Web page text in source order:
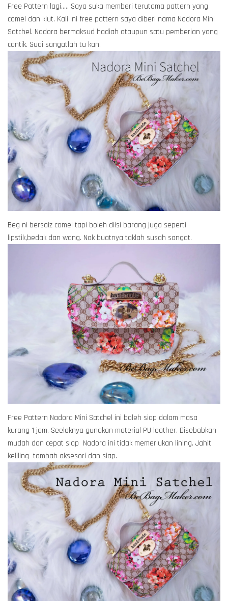
Free Pattern lagi..... Saya suka memberi terutama pattern yang
comel dan kiut. Kali ini free pattern saya diberi nama Nadora Mini
Satchel. Nadora bermaksud hadiah ataupun satu pemberian yang
cantik. Suai sangatlah tu kan.
Beg ni bersaiz comel tapi boleh diisi barang juga seperti
lipstik,bedak dan wang. Nak buatnya taklah susah sangat.
Free Pattern Nadora Mini Satchel ini boleh siap dalam masa
kurang 1 jam. Seeloknya gunakan material PU leather. Disebabkan
mudah dan cepat siap Nadora ini tidak memerlukan lining. Jahit
keliling tambah aksesori dan siap.